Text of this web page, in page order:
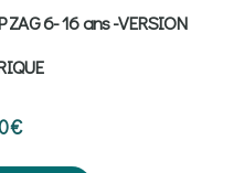
6- 16 ans -VERSION
€